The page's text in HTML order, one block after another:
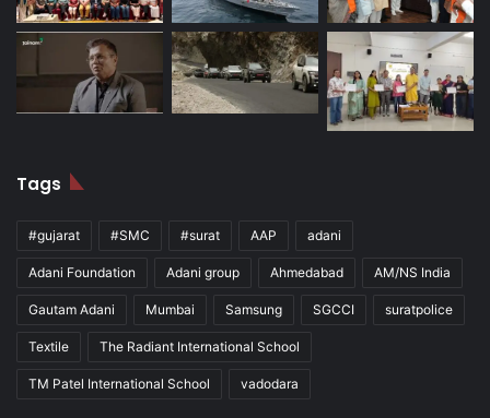
Tags
#gujarat #SMC #surat AAP adani
Adani Foundation Adani group Ahmedabad AM/NS India
Gautam Adani Mumbai Samsung SGCCI suratpolice
Textile The Radiant International School
TM Patel International School vadodara